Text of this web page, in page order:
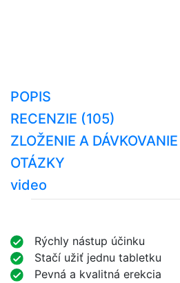
POPIS
RECENZIE (105)
ZLOŽENIE A DÁVKOVANIE
OTÁZKY
video
Rýchly nástup účinku
Stačí užiť jednu tabletku
Pevná a kvalitná erekcia